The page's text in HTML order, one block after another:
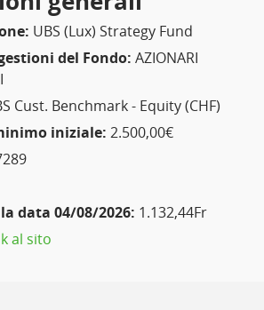
UBS (Lux) Strategy Fund
del Fondo: AZIONARI
Cust. Benchmark - Equity (CHF)
iniziale: 2.500,00€
data 04/08/2026: 1.132,44Fr
al sito